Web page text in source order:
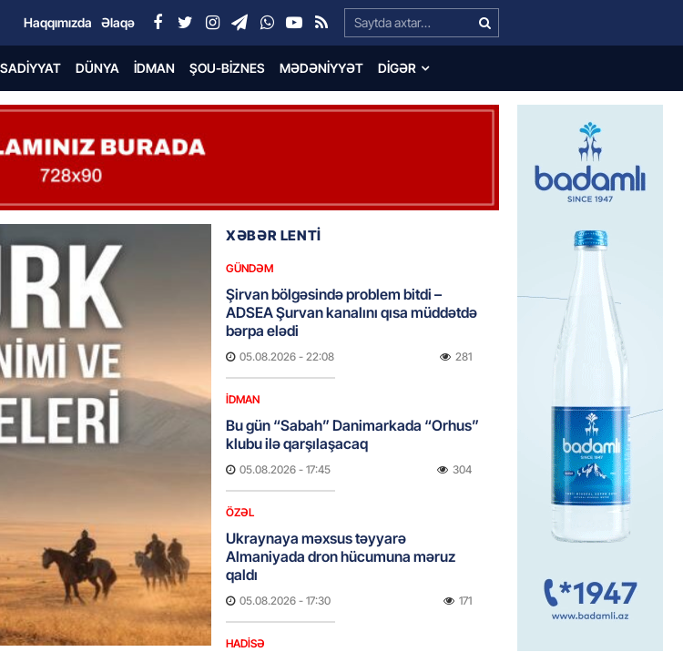
Search…
Haqqımızda Əlaqə
DÜNYA İDMAN ŞOU-BIZNES MƏDƏNIYYƏT DIGƏR
XƏBƏR LENTİ
GÜNDƏM
Şirvan bölgəsində problem bitdi –
ADSEA Şurvan kanalını qısa müddətdə
bərpa elədi
05.08.2026 - 22:08 281
İDMAN
Bu gün “Sabah” Danimarkada “Orhus”
klubu ilə qarşılaşacaq
05.08.2026 - 17:45 304
ÖZƏL
Ukraynaya məxsus təyyarə
Almaniyada dron hücumuna məruz
qaldı
05.08.2026 - 17:30 171
HADISƏ